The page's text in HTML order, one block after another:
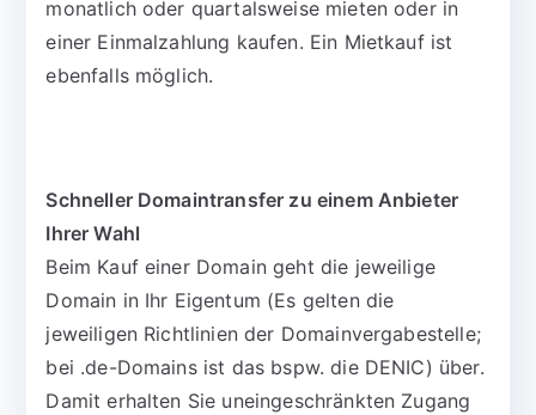
monatlich oder quartalsweise mieten oder in
einer Einmalzahlung kaufen. Ein Mietkauf ist
ebenfalls möglich.
Schneller Domaintransfer zu einem Anbieter
Ihrer Wahl
Beim Kauf einer Domain geht die jeweilige
Domain in Ihr Eigentum (Es gelten die
jeweiligen Richtlinien der Domainvergabestelle;
bei .de-Domains ist das bspw. die DENIC) über.
Damit erhalten Sie uneingeschränkten Zugang